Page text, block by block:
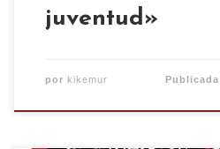
juventud»
por kikemur Publicada